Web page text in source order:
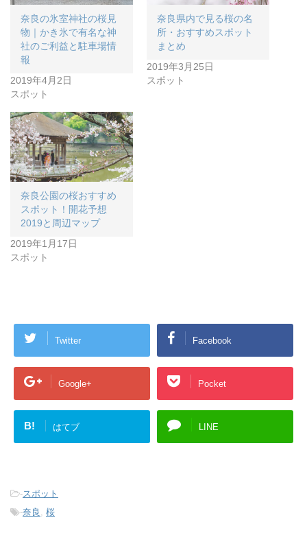
奈良の氷室神社の桜見
物｜かき氷で有名な神
社のご利益と駐車場情
報
2019年4月2日
スポット
奈良県内で見る桜の名
所・おすすめスポット
まとめ
2019年3月25日
スポット
奈良公園の桜おすすめ
スポット！開花予想
2019と周辺マップ
2019年1月17日
スポット
Twitter Facebook
Google+ Pocket
B! はてブ LINE
-スポット
-奈良 , 桜